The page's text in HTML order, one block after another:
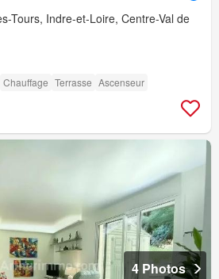
Tours, Indre-et-Loire, Centre-Val de
Chauffage Terrasse Ascenseur
4 Photos